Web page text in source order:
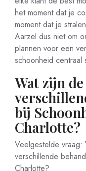
het moment dat je
moment dat je
Aarzel dus niet om
plannen voor een
schoonheid centraal
Wat zijn
bij
Charlotte?
Veelgestelde vraag:
verschillende
Charlotte?